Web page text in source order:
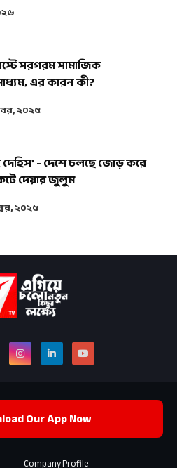
সরগরম সামাজিক
এর কারন কী?
২০২৫
- দেশে চলছে জোড় করে
দেয়ার জুলুম
২০২৫
Our App Now
Company Profile